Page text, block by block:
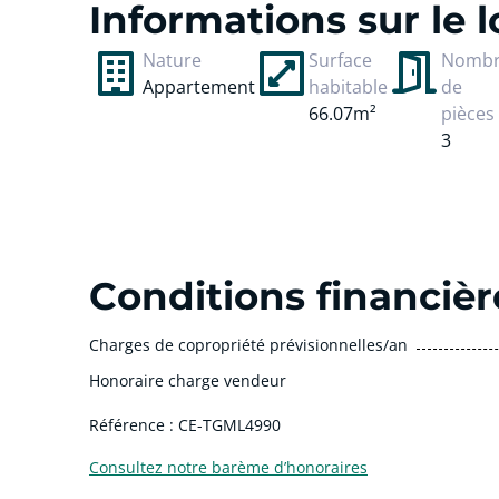
Informations sur le
Nature
Appartement
Surface
habitable
66.07m²
de
pièces
3
Conditions
Charges de copropriété prévisionnelles/an
Honoraire charge vendeur
Référence : CE-TGML4990
Consultez notre barème d’honoraires